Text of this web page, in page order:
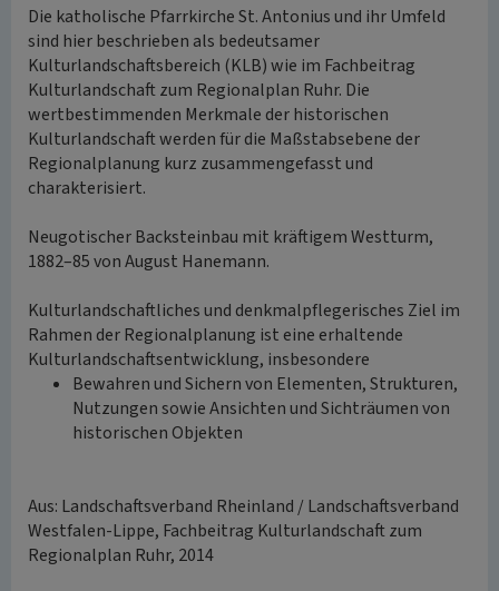
Die katholische Pfarrkirche St. Antonius und ihr Umfeld
sind hier beschrieben als bedeutsamer
Kulturlandschaftsbereich (KLB) wie im Fachbeitrag
Kulturlandschaft zum Regionalplan Ruhr. Die
wertbestimmenden Merkmale der historischen
Kulturlandschaft werden für die Maßstabsebene der
Regionalplanung kurz zusammengefasst und
charakterisiert.
Neugotischer Backsteinbau mit kräftigem Westturm,
1882–85 von August Hanemann.
Kulturlandschaftliches und denkmalpflegerisches Ziel im
Rahmen der Regionalplanung ist eine erhaltende
Kulturlandschaftsentwicklung, insbesondere
Bewahren und Sichern von Elementen, Strukturen,
Nutzungen sowie Ansichten und Sichträumen von
historischen Objekten
Aus: Landschaftsverband Rheinland / Landschaftsverband
Westfalen-Lippe, Fachbeitrag Kulturlandschaft zum
Regionalplan Ruhr, 2014